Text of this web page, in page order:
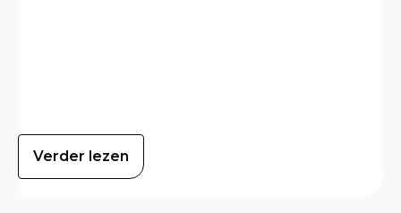
Verder lezen